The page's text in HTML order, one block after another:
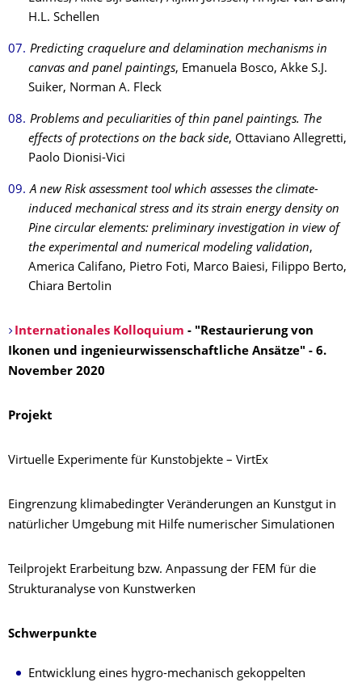
H.L. Schellen
Predicting craquelure and delamination mechanisms in
canvas and panel paintings, Emanuela Bosco, Akke S.J.
Suiker, Norman A. Fleck
Problems and peculiarities of thin panel paintings. The
effects of protections on the back side, Ottaviano Allegretti,
Paolo Dionisi-Vici
A new Risk assessment tool which assesses the climate-
induced mechanical stress and its strain energy density on
Pine circular elements: preliminary investigation in view of
the experimental and numerical modeling validation,
America Califano, Pietro Foti, Marco Baiesi, Filippo Berto,
Chiara Bertolin
Internationales Kolloquium - "Restaurierung von
Ikonen und ingenieurwissenschaftliche Ansätze" - 6.
November 2020
Projekt
Virtuelle Experimente für Kunstobjekte – VirtEx
Eingrenzung klimabedingter Veränderungen an Kunstgut in
natürlicher Umgebung mit Hilfe numerischer Simulationen
Teilprojekt Erarbeitung bzw. Anpassung der FEM für die
Strukturanalyse von Kunstwerken
Schwerpunkte
Entwicklung eines hygro-mechanisch gekoppelten